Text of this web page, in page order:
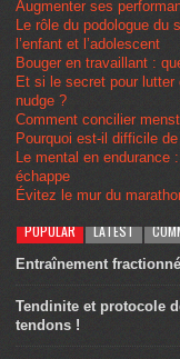
Augmenter ses
Le rôle du podologue du
l’enfant et l’adolescent
Bouger en travaillant :
Et si le secret pour lutter
nudge ?
Comment concilier
Pourquoi est-il difficile
Le mental en
échappe
Évitez le mur du
POPULAR LATEST
Entraînement
Tendinite et protocole
tendons !